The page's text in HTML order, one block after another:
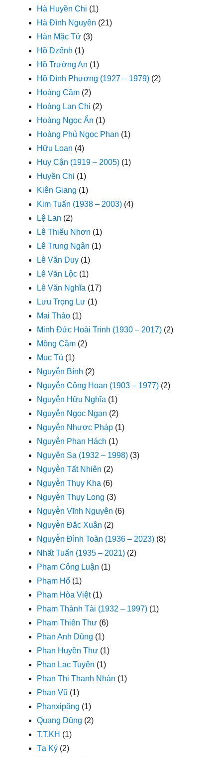
Hà Huyền Chi (1)
Hà Đình Nguyên (21)
Hàn Mặc Tử (3)
Hồ Dzếnh (1)
Hồ Trường An (1)
Hồ Đình Phương (1927 – 1979) (2)
Hoàng Cầm (2)
Hoàng Lan Chi (2)
Hoàng Ngọc Ẩn (1)
Hoàng Phủ Ngọc Phan (1)
Hữu Loan (4)
Huy Cận (1919 – 2005) (1)
Huyền Chi (1)
Kiên Giang (1)
Kim Tuấn (1938 – 2003) (4)
Lệ Lan (2)
Lê Thiếu Nhơn (1)
Lê Trung Ngân (1)
Lê Văn Duy (1)
Lê Văn Lộc (1)
Lê Văn Nghĩa (17)
Lưu Trọng Lư (1)
Mai Thảo (1)
Minh Đức Hoài Trinh (1930 – 2017) (2)
Mộng Cầm (2)
Mục Tú (1)
Nguyễn Bính (2)
Nguyễn Công Hoan (1903 – 1977) (2)
Nguyễn Hữu Nghĩa (1)
Nguyễn Ngọc Ngạn (2)
Nguyễn Nhược Pháp (1)
Nguyễn Phan Hách (1)
Nguyên Sa (1932 – 1998) (3)
Nguyễn Tất Nhiên (2)
Nguyễn Thụy Kha (6)
Nguyễn Thụy Long (3)
Nguyễn Vĩnh Nguyên (6)
Nguyễn Đắc Xuân (2)
Nguyễn Đình Toàn (1936 – 2023) (8)
Nhất Tuấn (1935 – 2021) (2)
Phạm Công Luận (1)
Phạm Hổ (1)
Phạm Hòa Việt(1)
Phạm Thành Tài (1932 – 1997) (1)
Phạm Thiên Thư (6)
Phan Anh Dũng (1)
Phan Huyền Thư (1)
Phan Lạc Tuyên (1)
Phan Thị Thanh Nhàn (1)
Phan Vũ (1)
Phanxipăng (1)
Quang Dũng (2)
T.T.KH (1)
Tạ Ký (2)